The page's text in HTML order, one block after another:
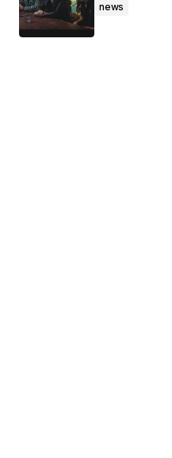
news